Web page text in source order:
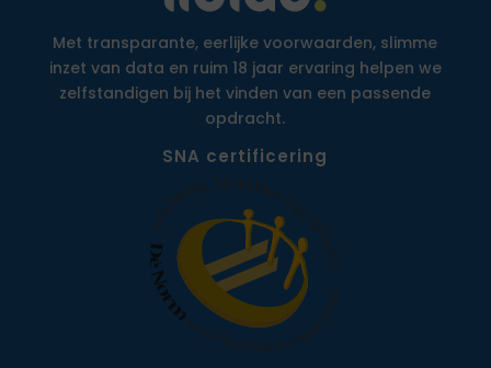
Met transparante, eerlijke voorwaarden, slimme
inzet van data en ruim 18 jaar ervaring helpen we
zelfstandigen bij het vinden van een passende
opdracht.
SNA certificering